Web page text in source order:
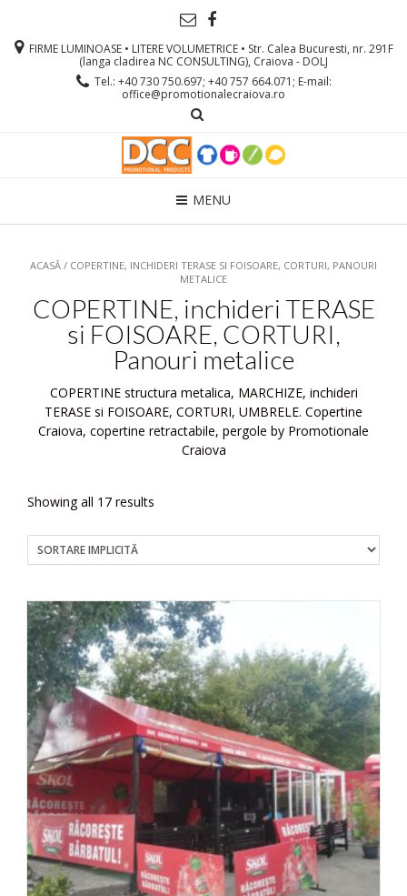
FIRME LUMINOASE • LITERE VOLUMETRICE • Str. Calea Bucuresti, nr. 291F
(langa cladirea NC CONSULTING), Craiova - DOLJ
Tel.: +40 730 750.697; +40 757 664.071; E-mail:
office@promotionalecraiova.ro
MENU
ACASĂ / COPERTINE, INCHIDERI TERASE SI FOISOARE, CORTURI, PANOURI
METALICE
COPERTINE, inchideri TERASE
si FOISOARE, CORTURI,
Panouri metalice
COPERTINE structura metalica, MARCHIZE, inchideri
TERASE si FOISOARE, CORTURI, UMBRELE. Copertine
Craiova, copertine retractabile, pergole by Promotionale
Craiova
Showing all 17 results